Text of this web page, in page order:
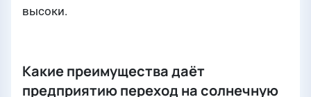
высоки.
Какие преимущества даёт
предприятию переход на солнечную